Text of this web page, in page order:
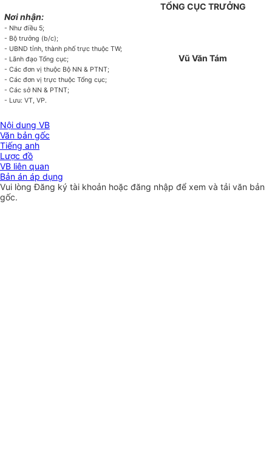
Nơi nhận:
- Như điều 5;
- Bộ trưởng (b/c);
- UBND tỉnh, thành phố trực thuộc TW;
- Lãnh đạo Tổng cục;
- Các đơn vị thuộc Bộ NN & PTNT;
- Cácđơn vị trực thuộcTổng cục;
- Các sở NN & PTNT;
- Lưu: VT, VP.
TỔNG CỤC TRƯỞNG
Vũ Văn Tám
Nội dung VB
Văn bản gốc
Tiếng anh
Lược đồ
VB liên quan
Bản án áp dụng
Vui lòngĐăng ký tài khoản hoặc đăng nhập để xem và tải văn bản
gốc.